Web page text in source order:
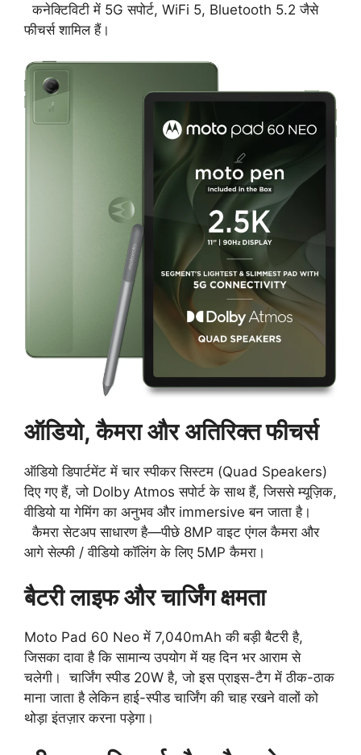
कनेक्टिविटी में 5G सपोर्ट, WiFi 5, Bluetooth 5.2 जैसे
फीचर्स शामिल हैं।
ऑडियो, कैमरा और अतिरिक्त फीचर्स
ऑडियो डिपार्टमेंट में चार स्पीकर सिस्टम (Quad Speakers)
दिए गए हैं, जो Dolby Atmos सपोर्ट के साथ हैं, जिससे म्यूज़िक,
वीडियो या गेमिंग का अनुभव और immersive बन जाता है।
कैमरा सेटअप साधारण है—पीछे 8MP वाइट एंगल कैमरा और
आगे सेल्फी / वीडियो कॉलिंग के लिए 5MP कैमरा।
बैटरी लाइफ और चार्जिंग क्षमता
Moto Pad 60 Neo में 7,040mAh की बड़ी बैटरी है,
जिसका दावा है कि सामान्य उपयोग में यह दिन भर आराम से
चलेगी। चार्जिंग स्पीड 20W है, जो इस प्राइस-टैग में ठीक-ठाक
माना जाता है लेकिन हाई-स्पीड चार्जिंग की चाह रखने वालों को
थोड़ा इंतज़ार करना पड़ेगा।